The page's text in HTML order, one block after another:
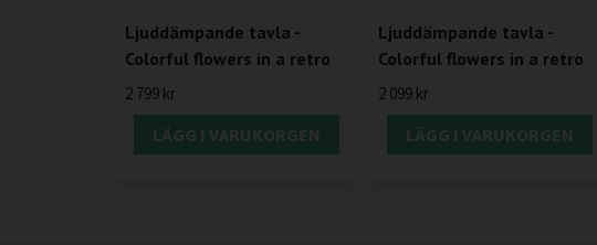
Ljuddämpande tavla -
Colorful flowers in a retro
2 799 kr
LÄGG I VARUKORGEN
Ljuddämpande tavla -
Colorful flowers in a retro
2 099 kr
LÄGG I VARUKORGEN